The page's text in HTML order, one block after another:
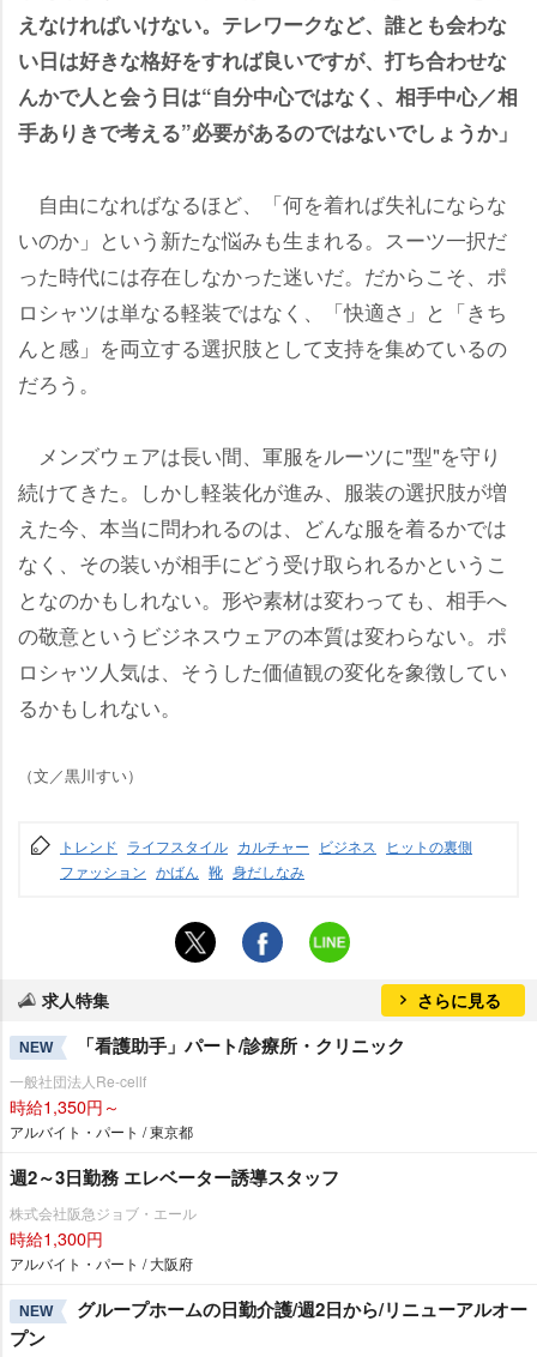
えなければいけない。テレワークなど、誰とも会わな
い日は好きな格好をすれば良いですが、打ち合わせな
んかで人と会う日は“自分中心ではなく、相手中心／相
手ありきで考える”必要があるのではないでしょうか」
自由になればなるほど、「何を着れば失礼にならな
いのか」という新たな悩みも生まれる。スーツ一択だ
った時代には存在しなかった迷いだ。だからこそ、ポ
ロシャツは単なる軽装ではなく、「快適さ」と「きち
んと感」を両立する選択肢として支持を集めているの
だろう。
メンズウェアは長い間、軍服をルーツに"型"を守り
続けてきた。しかし軽装化が進み、服装の選択肢が増
えた今、本当に問われるのは、どんな服を着るかでは
なく、その装いが相手にどう受け取られるかというこ
となのかもしれない。形や素材は変わっても、相手へ
の敬意というビジネスウェアの本質は変わらない。ポ
ロシャツ人気は、そうした価値観の変化を象徴してい
るかもしれない。
（文／黒川すい）
トレンド ライフスタイル カルチャー ビジネス
ヒットの裏側
ファッション かばん 靴 身だしなみ
求人特集 さらに見る
NEW 「看護助手」パート/診療所・クリニック
一般社団法人Re-cellf
時給1,350円～
アルバイト・パート / 東京都
週2～3日勤務 エレベーター誘導スタッフ
株式会社阪急ジョブ・エール
時給1,300円
アルバイト・パート / 大阪府
NEW
グループホームの日勤介護/週2日から/リニューアルオー
プン